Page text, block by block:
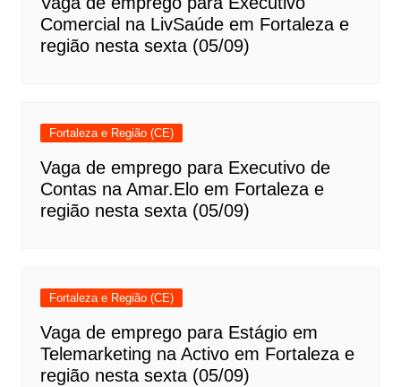
Comercial na LivSaúde em Fortaleza e
região nesta sexta (05/09)
Fortaleza e Região (CE)
Vaga de emprego para Executivo de
Contas na Amar.Elo em Fortaleza e
região nesta sexta (05/09)
Fortaleza e Região (CE)
Vaga de emprego para Estágio em
Telemarketing na Activo em Fortaleza e
região nesta sexta (05/09)